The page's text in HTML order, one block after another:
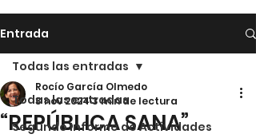
Entrada
Todas las entradas
Segundo Informe de Actividades
Todas las entradas
“REPÚBLICA SANA”
Rocío García Olmedo
3 nov 20243 min de lectura